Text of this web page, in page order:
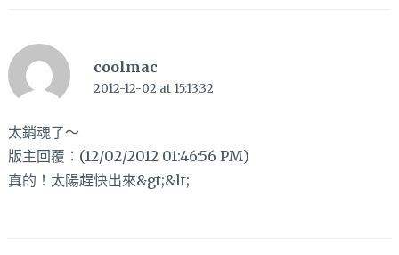
coolmac
2012-12-02 at 15:13:32
太銷魂了～
版主回覆：(12/02/2012 01:46:56 PM)
真的！太陽趕快出來&gt;&lt;